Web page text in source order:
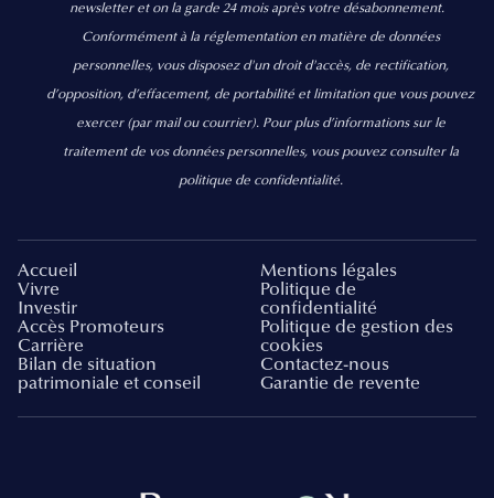
newsletter et on la garde 24 mois après votre désabonnement.
Conformément à la réglementation en matière de données
personnelles, vous disposez d'un droit d'accès, de rectification,
d’opposition, d’effacement, de portabilité et limitation que vous pouvez
exercer (par mail ou courrier). Pour plus d’informations sur le
traitement de vos données personnelles, vous pouvez consulter la
politique de confidentialité.
Accueil
Vivre
Investir
Accès Promoteurs
Carrière
Bilan de situation
patrimoniale et conseil
Mentions légales
Politique de
confidentialité
Politique de gestion des
cookies
Contactez-nous
Garantie de revente